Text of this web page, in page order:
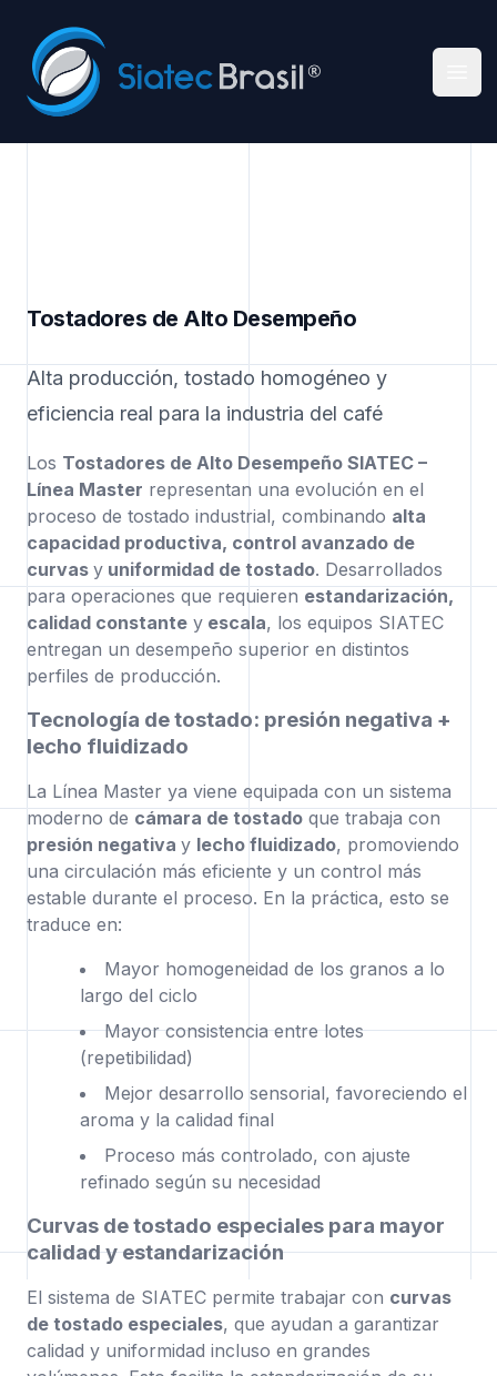
Siatec Brasil
Tostadores de Alto Desempeño
Alta producción, tostado homogéneo y
eficiencia real para la industria del café
Los Tostadores de Alto Desempeño SIATEC –
Línea Master representan una evolución en el
proceso de tostado industrial, combinando alta
capacidad productiva, control avanzado de
curvas y uniformidad de tostado. Desarrollados
para operaciones que requieren estandarización,
calidad constante y escala, los equipos SIATEC
entregan un desempeño superior en distintos
perfiles de producción.
Tecnología de tostado: presión negativa +
lecho fluidizado
La Línea Master ya viene equipada con un sistema
moderno de cámara de tostado que trabaja con
presión negativa y lecho fluidizado, promoviendo
una circulación más eficiente y un control más
estable durante el proceso. En la práctica, esto se
traduce en:
Mayor homogeneidad de los granos a lo
largo del ciclo
Mayor consistencia entre lotes
(repetibilidad)
Mejor desarrollo sensorial, favoreciendo el
aroma y la calidad final
Proceso más controlado, con ajuste
refinado según su necesidad
Curvas de tostado especiales para mayor
calidad y estandarización
El sistema de SIATEC permite trabajar con curvas
de tostado especiales, que ayudan a garantizar
calidad y uniformidad incluso en grandes